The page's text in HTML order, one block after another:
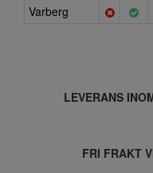
Varberg
LEVERANS
FRI FRAKT